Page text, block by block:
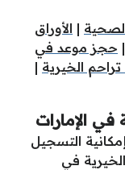
| الأوراق
| حجز موعد في
الخيرية |
الإمارات
التسجيل
في